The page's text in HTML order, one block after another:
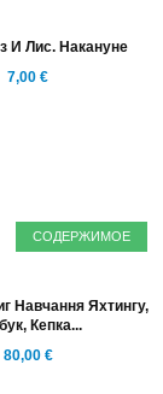
И Лис. Накануне
7,00 €
СОДЕРЖИМОЕ
Навчання Яхтингу,
Кепка...
80,00 €